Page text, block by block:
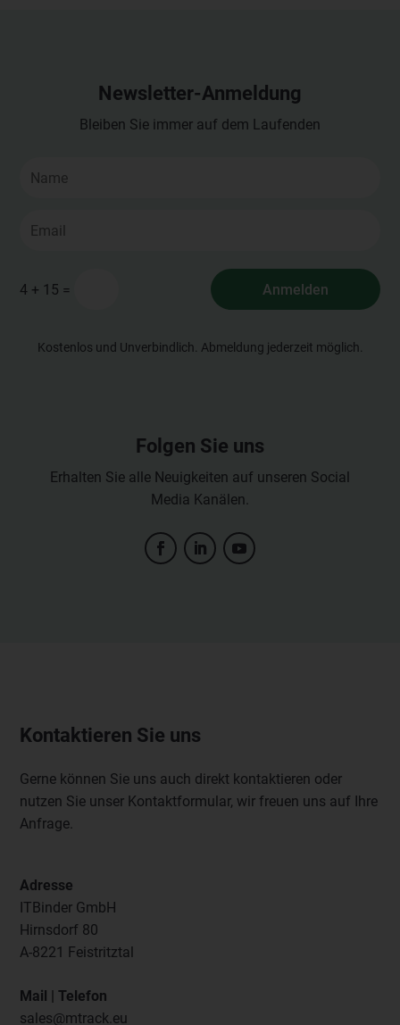
Newsletter-Anmeldung
Bleiben Sie immer auf dem Laufenden
4 + 15 = Anmelden
Kostenlos und Unverbindlich. Abmeldung jederzeit möglich.
Folgen Sie uns
Erhalten Sie alle Neuigkeiten auf unseren Social
Media Kanälen.
Kontaktieren Sie uns
Gerne können Sie uns auch direkt kontaktieren oder
nutzen Sie unser Kontaktformular, wir freuen uns auf Ihre
Anfrage.
Adresse
ITBinder GmbH
Hirnsdorf 80
A-8221 Feistritztal
Mail | Telefon
sales@mtrack.eu